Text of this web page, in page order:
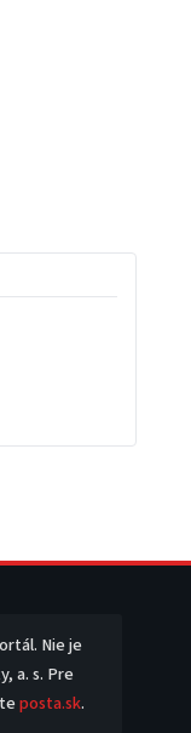
Nie je
a. s. Pre
posta.sk.